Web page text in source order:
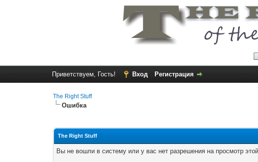
Приветствуем, Гость! Вход Регистрация
The Right Stuff
Ошибка
The Right Stuff
Вы не вошли в систему или у вас нет разрешения на просмотр